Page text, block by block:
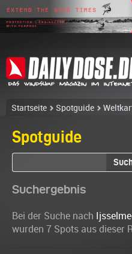
Startseite Spotguide
Spotguide
Suchergebnis
Bei der Suche nach
wurden 7 Spots aus dieser